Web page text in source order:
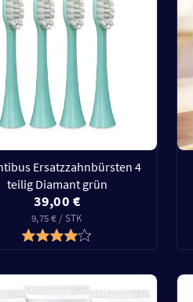
Ersatzzahnbürsten 4
teilig Diamant grün
39,00 €
9,75 € / STK